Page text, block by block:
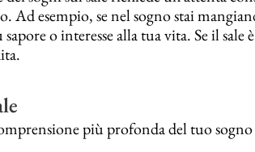
Ad esempio, se nel sogno stai
o interesse alla tua vita. Se il
più profonda del tuo